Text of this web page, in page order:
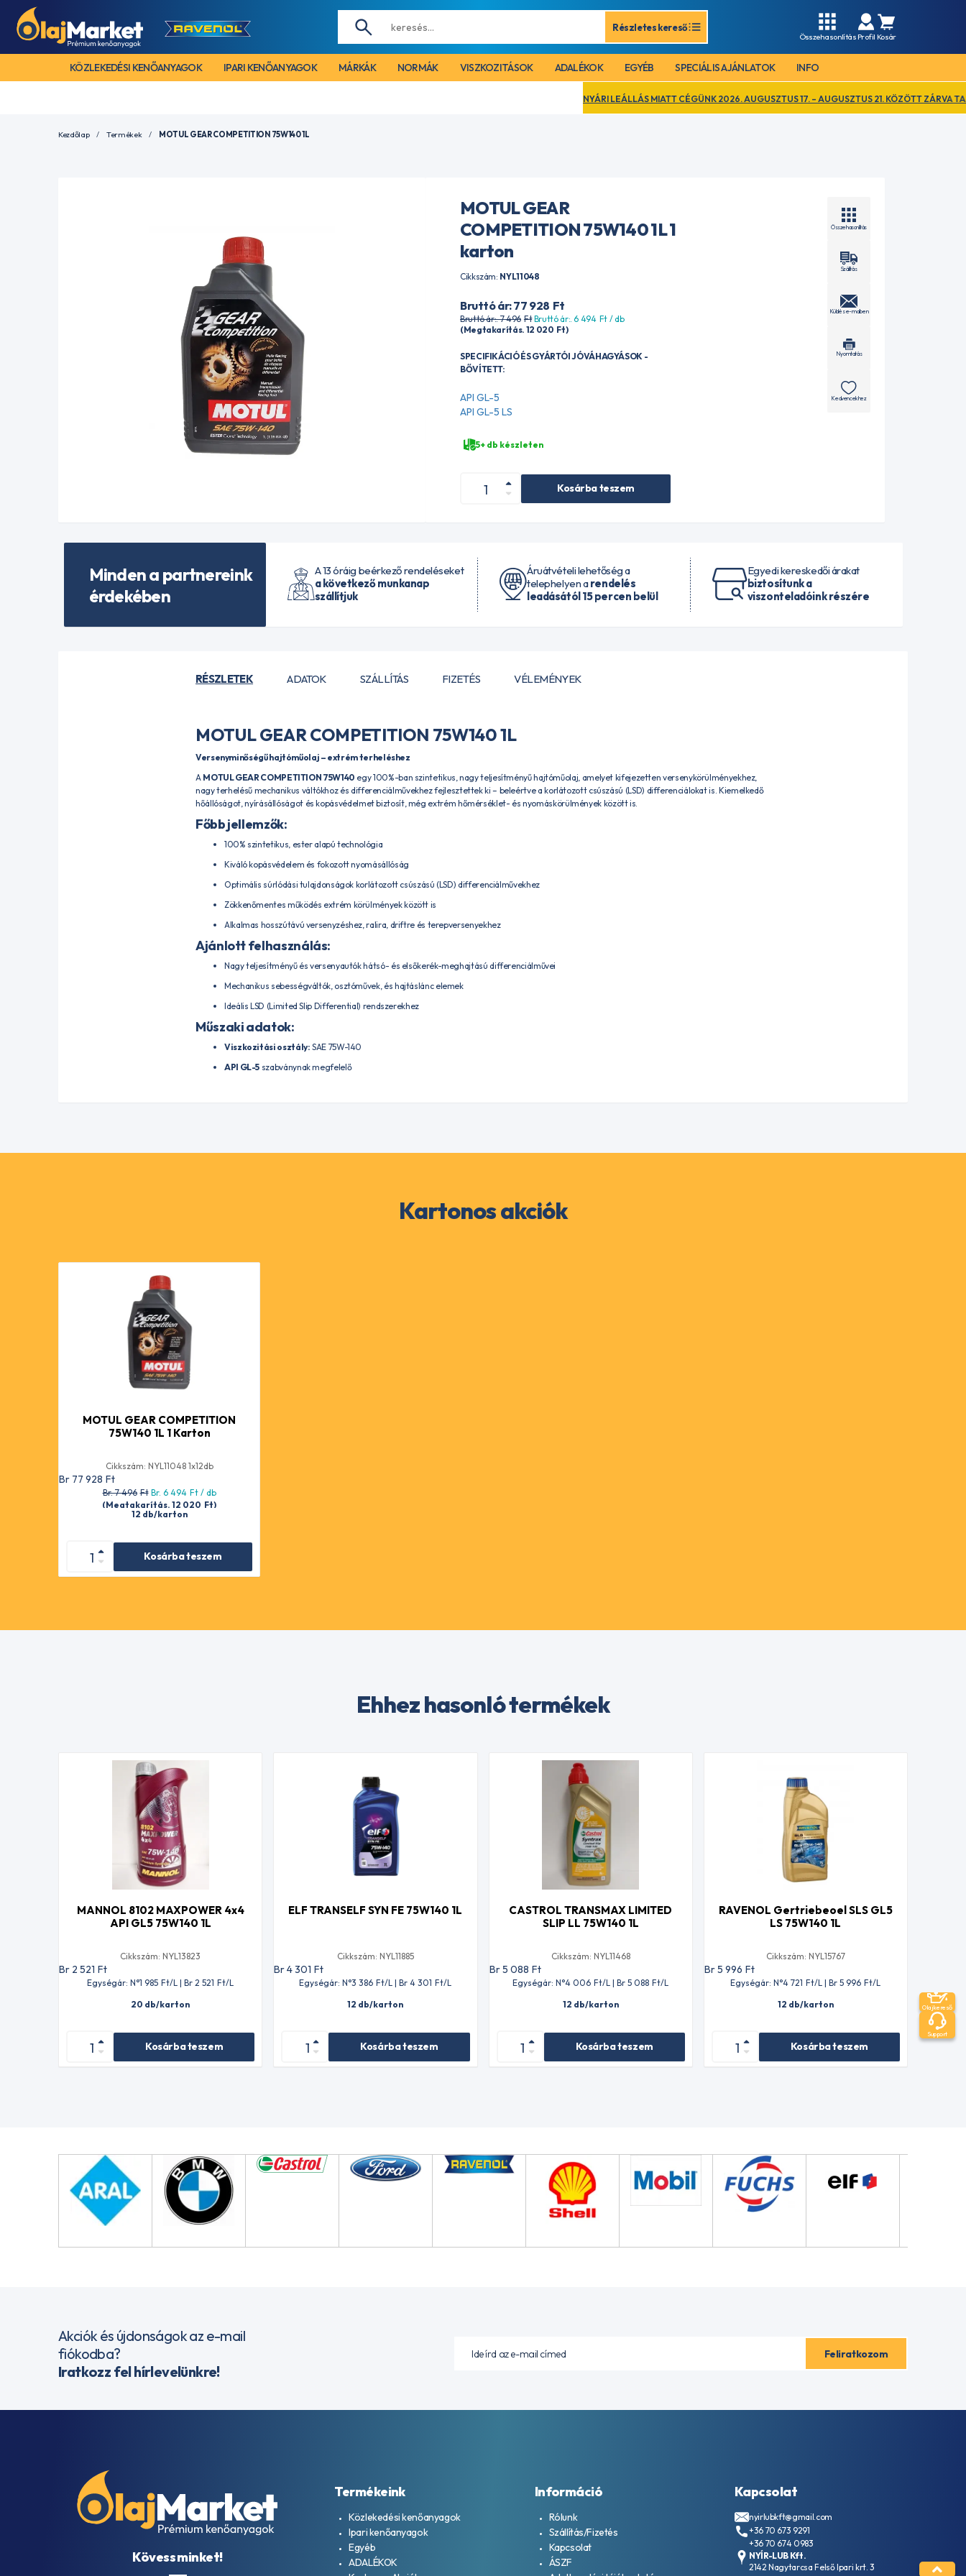
Részletes kereső
Összehasonlítás Profil Kosár
KÖZLEKEDÉSI KENŐANYAGOK IPARI KENŐANYAGOK MÁRKÁK NORMÁK VISZKOZITÁSOK ADALÉKOK EGYÉB SPECIÁLIS AJÁNLATOK INFO
NYÁRI LEÁLLÁS MIATT CÉGÜNK 2026. AUGUSZTUS 17. – AUGUSZTUS 21. KÖZÖTT ZÁRVA TART. EZ IDŐ
Kezdőlap Termékek MOTUL GEAR COMPETITION 75W140 1L
MOTUL GEAR
COMPETITION 75W140 1L 1
karton
Cikkszám: NYL11048
Bruttó ár: 77 928 Ft
Bruttó ár:. 7 496 FtBruttó ár:. 6 494 Ft/ db
(Megtakarítás. 12 020 Ft)
SPECIFIKÁCIÓ ÉS GYÁRTÓI JÓVÁHAGYÁSOK -
BŐVÍTETT:
API GL-5
API GL-5 LS
5+ db készleten
Kosárba teszem
Összehasonlítás
Szállítás
Küldés e-mailben
Nyomtatás
Kedvencekhez
Minden a partnereink
érdekében
A 13 óráig beérkező rendeléseket
a következő munkanap
szállítjuk
Áruátvételi lehetőség a
telephelyen arendelés
leadásától 15 percen belül
Egyedi kereskedői árakat
biztosítunk a
viszonteladóink részére
RÉSZLETEK ADATOK SZÁLLÍTÁS FIZETÉS VÉLEMÉNYEK
MOTUL GEAR COMPETITION 75W140 1L
Versenyminőségű hajtóműolaj – extrém terheléshez
A MOTUL GEAR COMPETITION 75W140 egy 100%-ban szintetikus, nagy teljesítményű hajtóműolaj, amelyet kifejezetten versenykörülményekhez,
nagy terhelésű mechanikus váltókhoz és differenciálművekhez fejlesztettek ki – beleértve a korlátozott csúszású (LSD) differenciálokat is. Kiemelkedő
hőállóságot, nyírásállóságot és kopásvédelmet biztosít, még extrém hőmérséklet- és nyomáskörülmények között is.
Főbb jellemzők:
100% szintetikus, ester alapú technológia
Kiváló kopásvédelem és fokozott nyomásállóság
Optimális súrlódási tulajdonságok korlátozott csúszású (LSD) differenciálművekhez
Zökkenőmentes működés extrém körülmények között is
Alkalmas hosszútávú versenyzéshez, ralira, driftre és terepversenyekhez
Ajánlott felhasználás:
Nagy teljesítményű és versenyautók hátsó- és elsőkerék-meghajtású differenciálművei
Mechanikus sebességváltók, osztóművek, és hajtáslánc elemek
Ideális LSD (Limited Slip Differential) rendszerekhez
Műszaki adatok:
Viszkozitási osztály: SAE 75W-140
API GL-5 szabványnak megfelelő
Kartonos akciók
MOTUL GEAR COMPETITION
75W140 1L 1 Karton
Cikkszám: NYL11048 1x12db
Br 77 928 Ft
Br. 7 496 Ft Br. 6 494 Ft/ db
(Megtakarítás. 12 020 Ft)
12 db/karton
Kosárba teszem
Ehhez hasonló termékek
MANNOL 8102 MAXPOWER 4x4
API GL5 75W140 1L
Cikkszám: NYL13823
Br 2 521 Ft
Egységár: N°1 985 Ft/L | Br 2 521 Ft/L
20 db/karton
Kosárba teszem
ELF TRANSELF SYN FE 75W140 1L
Cikkszám: NYL11885
Br 4 301 Ft
Egységár: N°3 386 Ft/L | Br 4 301 Ft/L
12 db/karton
Kosárba teszem
CASTROL TRANSMAX LIMITED
SLIP LL 75W140 1L
Cikkszám: NYL11468
Br 5 088 Ft
Egységár: N°4 006 Ft/L | Br 5 088 Ft/L
12 db/karton
Kosárba teszem
RAVENOL Gertriebeoel SLS GL5
LS 75W140 1L
Cikkszám: NYL15767
Br 5 996 Ft
Egységár: N°4 721 Ft/L | Br 5 996 Ft/L
12 db/karton
Kosárba teszem
Akciók és újdonságok az e-mail
fiókodba?
Iratkozz fel hírlevelünkre!
Kövess minket!
Termékeink
Közlekedési kenőanyagok
Ipari kenőanyagok
Egyéb
ADALÉKOK
Információ
Rólunk
Szállítás/Fizetés
Kapcsolat
ÁSZF
Kapcsolat
nyirlubkft@gmail.com
+36 70 673 9291
+36 70 674 0983
NYÍR-LUB Kft.
2142 Nagytarcsa Felső Ipari krt. 3
Olajkereső
Support